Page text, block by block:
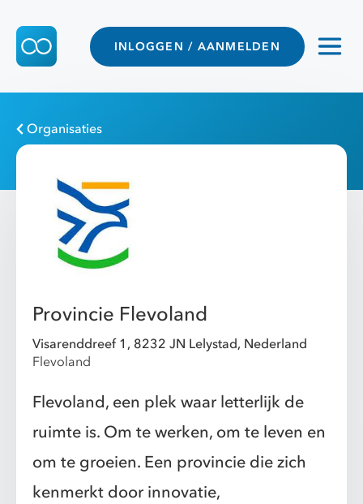
INLOGGEN / AANMELDEN
Organisaties
Provincie Flevoland
Visarenddreef 1, 8232 JN Lelystad, Nederland
Flevoland
Flevoland, een plek waar letterlijk de
ruimte is. Om te werken, om te leven en
om te groeien. Een provincie die zich
kenmerkt door innovatie,